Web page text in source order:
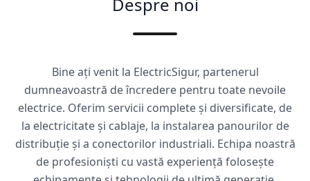
Despre noi
Bine ați venit la ElectricSigur, partenerul
dumneavoastră de încredere pentru toate nevoile
electrice. Oferim servicii complete și diversificate, de
la electricitate și cablaje, la instalarea panourilor de
distribuție și a conectorilor industriali. Echipa noastră
de profesioniști cu vastă experiență folosește